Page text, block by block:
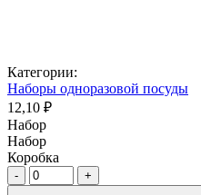
Категории:
Наборы одноразовой посуды
12,10 ₽
Набор
Набор
Коробка